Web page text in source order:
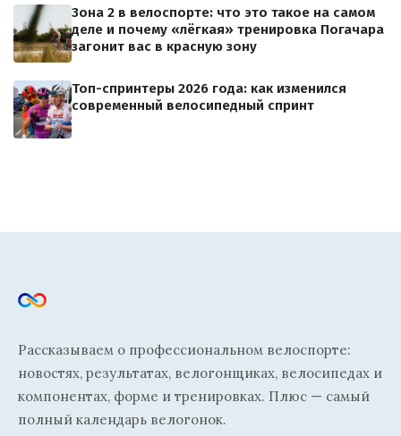
Зона 2 в велоспорте: что это такое на самом
деле и почему «лёгкая» тренировка Погачара
загонит вас в красную зону
Топ-спринтеры 2026 года: как изменился
современный велосипедный спринт
Рассказываем о профессиональном велоспорте:
новостях, результатах, велогонщиках, велосипедах и
компонентах, форме и тренировках. Плюс — самый
полный календарь велогонок.